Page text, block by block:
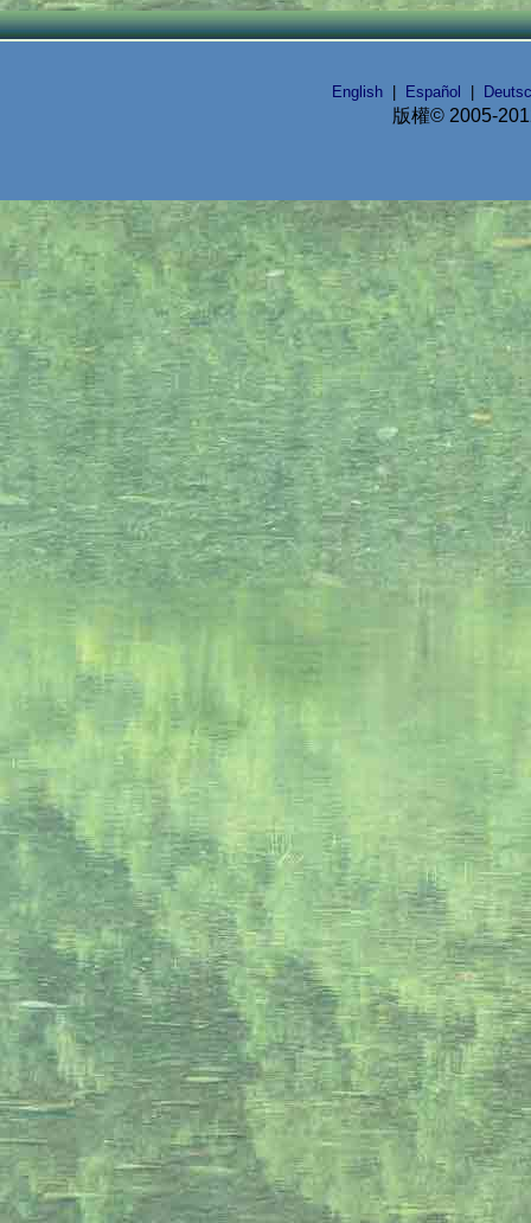
English Español
版權© 2005-